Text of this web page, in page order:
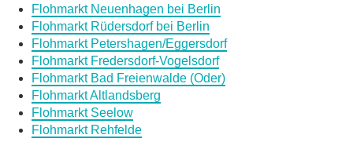
Daten des Flohmarkts
Name des Flohmarkts
Flohmarkt Neuenhagen bei Berlin
Flohmarkt Rüdersdorf bei Berlin
Flohmarkt Petershagen/Eggersdorf
Flohmarkt Fredersdorf-Vogelsdorf
Flohmarkt Bad Freienwalde (Oder)
Flohmarkt Altlandsberg
Flohmarkt Seelow
Flohmarkt Rehfelde